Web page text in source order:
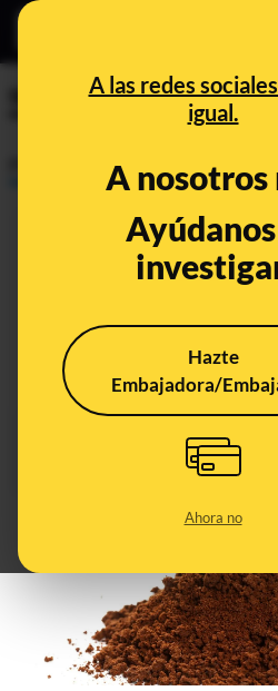
A las redes
igual.
A nosotros
Hazte
Embajadora/
Ahora no
soluble
¿Es perjudicial para